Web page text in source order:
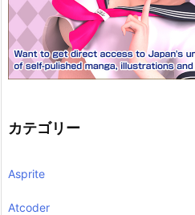
カテゴリー
Asprite
Atcoder